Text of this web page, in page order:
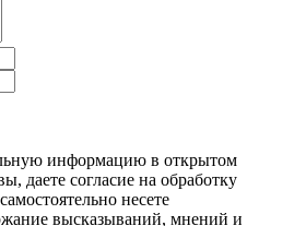
информацию в открытом
даете согласие на обработку
несете
высказываний, мнений и